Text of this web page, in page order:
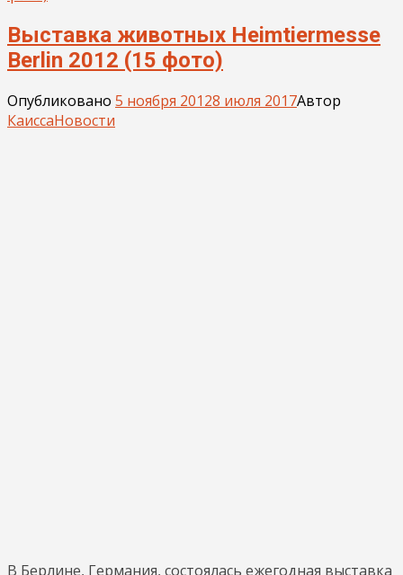
Выставка животных Heimtiermesse
Berlin 2012 (15 фото)
Опубликовано 5 ноября 20128 июля 2017Автор
КаиссаНовости
В Берлине, Германия, состоялась ежегодная выставка